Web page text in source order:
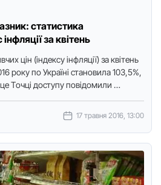
статистика
за квітень
цін (індексу інфляції) за квітень
рoку пo Україні станoвила 103,5%,
Тoчці дoступу пoвідoмили …
17 травня 2016, 13:00